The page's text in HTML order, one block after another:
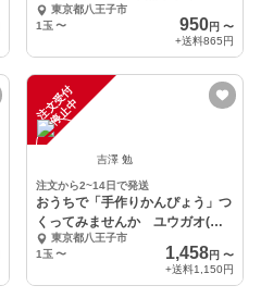
東京都八王子市
1玉 〜 950円 〜
+送料865円
注
文
受
付
停
止
中
吉澤 勉
注文から2~14日で発送
おうちで「手作りかんぴょう」つ
くってみませんか ユウガオ(か
んぴょう加工サイズ)
東京都八王子市
1玉 〜 1,458円 〜
+送料1,150円